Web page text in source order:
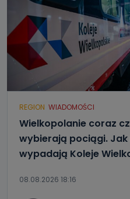
REGION WIADOMOŚCI
Wielkopolanie coraz
wybierają pociągi.
wypadają Koleje
08.08.2026 18:16